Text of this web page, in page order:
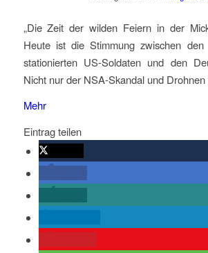
„Die Zeit der wilden Feiern in der
Heute ist die Stimmung zwischen
stationierten US-Soldaten und den
Nicht nur der NSA-Skandal und Drohnen
Mehr
Eintrag teilen